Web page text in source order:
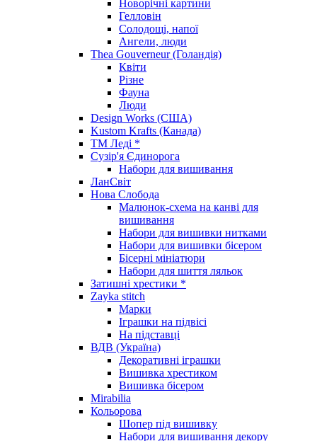
Новорічні картини
Гелловін
Солодощі, напої
Ангели, люди
Thea Gouverneur (Голандія)
Квіти
Різне
Фауна
Люди
Design Works (США)
Kustom Krafts (Канада)
ТМ Леді *
Сузір'я Єдинорога
Набори для вишивання
ЛанСвіт
Нова Слобода
Малюнок-схема на канві для
вишивання
Набори для вишивки нитками
Набори для вишивки бісером
Бісерні мініатюри
Набори для шиття ляльок
Затишні хрестики *
Zayka stitch
Марки
Іграшки на підвісі
На підставці
ВДВ (Україна)
Декоративні іграшки
Вишивка хрестиком
Вишивка бісером
Mirabilia
Кольорова
Шопер під вишивку
Набори для вишивання декору